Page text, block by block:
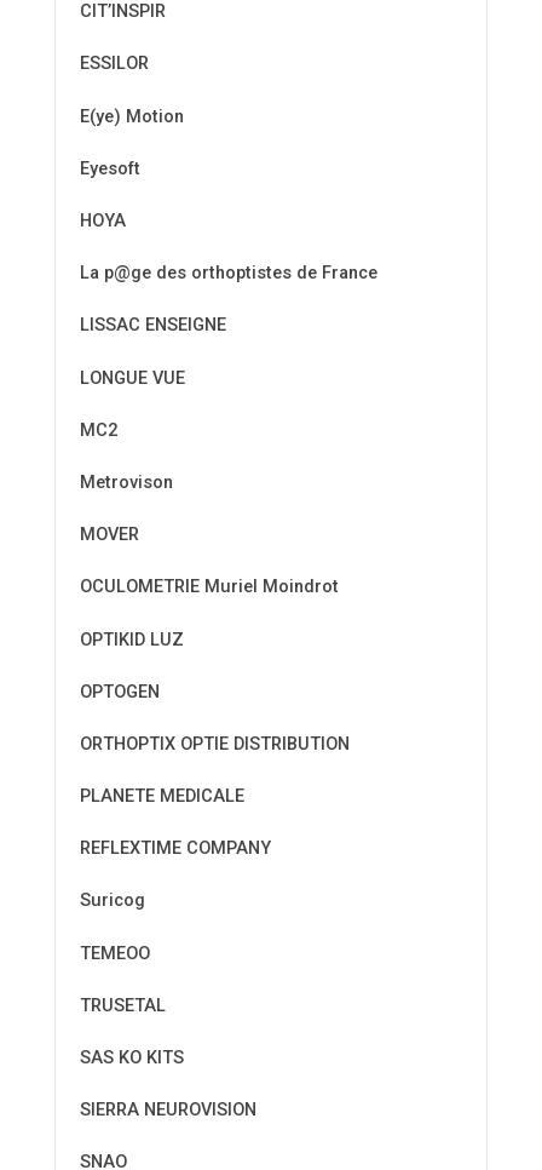
CIT’INSPIR
ESSILOR
E(ye) Motion
Eyesoft
HOYA
La p@ge des orthoptistes de France
LISSAC ENSEIGNE
LONGUE VUE
MC2
Metrovison
MOVER
OCULOMETRIE Muriel Moindrot
OPTIKID LUZ
OPTOGEN
ORTHOPTIX OPTIE DISTRIBUTION
PLANETE MEDICALE
REFLEXTIME COMPANY
Suricog
TEMEOO
TRUSETAL
SAS KO KITS
SIERRA NEUROVISION
SNAO